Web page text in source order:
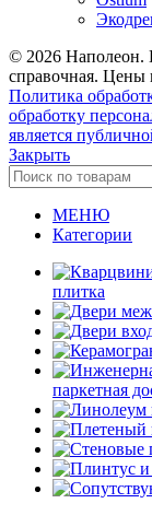
© 2026 Наполеон.
справочная. Цены
Политика
обработку
является
Закрыть
МЕНЮ
Категории
плитка
паркетная